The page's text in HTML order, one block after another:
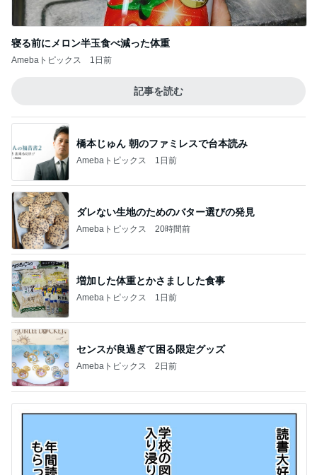
寝る前にメロン半玉食べ減った体重
Amebaトピックス 1日前
記事を読む
橋本じゅん 朝のファミレスで台本読み
Amebaトピックス 1日前
ダレない生地のためのバター選びの発見
Amebaトピックス 20時間前
増加した体重とかさましした食事
Amebaトピックス 1日前
センスが良過ぎて困る限定グッズ
Amebaトピックス 2日前